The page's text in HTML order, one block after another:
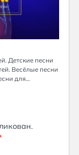
Детские песни
Весёлые песни
для…